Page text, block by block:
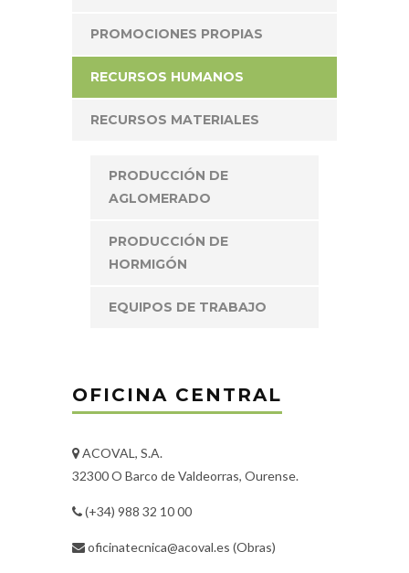
PROMOCIONES PROPIAS
RECURSOS HUMANOS
RECURSOS MATERIALES
PRODUCCIÓN DE
AGLOMERADO
PRODUCCIÓN DE
HORMIGÓN
EQUIPOS DE TRABAJO
OFICINA CENTRAL
ACOVAL, S.A.
32300 O Barco de Valdeorras, Ourense.
(+34) 988 32 10 00
oficinatecnica@acoval.es (Obras)